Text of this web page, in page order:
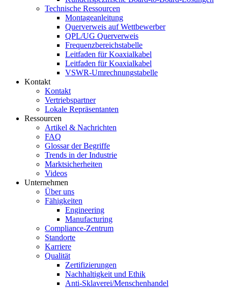
Technische Ressourcen
Montageanleitung
Querverweis auf Wettbewerber
QPL/UG Querverweis
Frequenzbereichstabelle
Leitfaden für Koaxialkabel
Leitfaden für Koaxialkabel
VSWR-Umrechnungstabelle
Kontakt
Kontakt
Vertriebspartner
Lokale Repräsentanten
Ressourcen
Artikel & Nachrichten
FAQ
Glossar der Begriffe
Trends in der Industrie
Marktsicherheiten
Videos
Unternehmen
Über uns
Fähigkeiten
Engineering
Manufacturing
Compliance-Zentrum
Standorte
Karriere
Qualität
Zertifizierungen
Nachhaltigkeit und Ethik
Anti-Sklaverei/Menschenhandel